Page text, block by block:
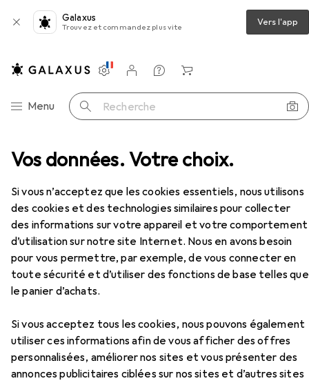
Vos données. Votre choix.
Si vous n’acceptez que les cookies essentiels, nous utilisons
des cookies et des technologies similaires pour collecter
des informations sur votre appareil et votre comportement
d’utilisation sur notre site Internet. Nous en avons besoin
pour vous permettre, par exemple, de vous connecter en
toute sécurité et d’utiliser des fonctions de base telles que
le panier d’achats.
Si vous acceptez tous les cookies, nous pouvons également
utiliser ces informations afin de vous afficher des offres
personnalisées, améliorer nos sites et vous présenter des
annonces publicitaires ciblées sur nos sites et d’autres sites
Galaxus
Trouvez et commandez plus vite Vers l'app
Navigation par catégorie
Menu Recherche
Paramètres
Compte client
Listes de comparaison
Listes d'envies
Panier
Lindy Convertisseur multi-ports USB 3.1 de type C
LindyConvertisseur multi-ports USB
3.1 de type C
USB-C